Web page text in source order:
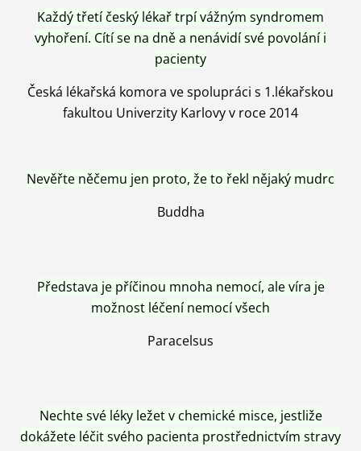
Každý třetí český lékař trpí vážným syndromem
vyhoření. Cítí se na dně a nenávidí své povolání i
pacienty
Česká lékařská komora ve spolupráci s 1.lékařskou
fakultou Univerzity Karlovy v roce 2014
Nevěřte něčemu jen proto, že to řekl nějaký mudrc
Buddha
Představa je příčinou mnoha nemocí, ale víra je
možnost léčení nemocí všech
Paracelsus
Nechte své léky ležet v chemické misce, jestliže
dokážete léčit svého pacienta prostřednictvím stravy